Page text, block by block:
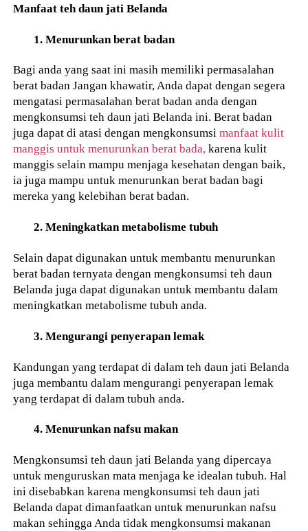
Manfaat teh daun jati Belanda
1. Menurunkan berat badan
Bagi anda yang saat ini masih memiliki permasalahan
berat badan Jangan khawatir, Anda dapat dengan segera
mengatasi permasalahan berat badan anda dengan
mengkonsumsi teh daun jati Belanda ini. Berat badan
juga dapat di atasi dengan mengkonsumsimanfaat kulit
manggis untuk menurunkan berat bada, karena kulit
manggis selain mampu menjaga kesehatan dengan baik,
ia juga mampu untuk menurunkan berat badan bagi
mereka yang kelebihan berat badan.
2. Meningkatkan metabolisme tubuh
Selain dapat digunakan untuk membantu menurunkan
berat badan ternyata dengan mengkonsumsi teh daun
Belanda juga dapat digunakan untuk membantu dalam
meningkatkan metabolisme tubuh anda.
3. Mengurangi penyerapan lemak
Kandungan yang terdapat di dalam teh daun jati Belanda
juga membantu dalam mengurangi penyerapan lemak
yang terdapat di dalam tubuh anda.
4. Menurunkan nafsu makan
Mengkonsumsi teh daun jati Belanda yang dipercaya
untuk menguruskan mata menjaga ke idealan tubuh. Hal
ini disebabkan karena mengkonsumsi teh daun jati
Belanda dapat dimanfaatkan untuk menurunkan nafsu
makan sehingga Anda tidak mengkonsumsi makanan